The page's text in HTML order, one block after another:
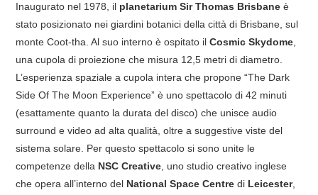
CONTATTI
RELICS – SFALCI E RAMAGLIE
PINKFLOYDIANE
POLICY/COOKIES
Inaugurato nel 1978, il planetarium Sir Thomas Brisbane è
stato posizionato nei giardini botanici della città di Brisbane, sul
monte Coot-tha. Al suo interno è ospitato ilCosmic Skydome
una cupola di proiezione che misura 12,5 metri di diametro.
L’esperienza spaziale a cupola intera che propone “The Dark
Side Of The Moon Experience” è uno spettacolo di 42 minuti
(esattamente quanto la durata del disco) che unisce audio
surround e video ad alta qualità, oltre a suggestive viste del
sistema solare. Per questo spettacolo si sono unite le
competenze della NSC Creative , uno studio creativo inglese
che opera all’interno del National Space Centre di Leicester,